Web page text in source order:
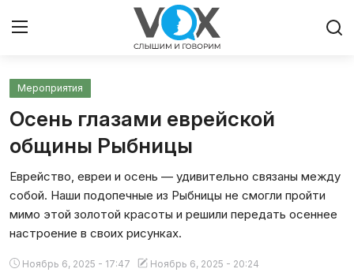
Главная
Люди
Община
Милосердие
Культура
Мероприятия
Осень глазами еврейской
общины Рыбницы
Еврейство, евреи и осень — удивительно связаны между
собой. Наши подопечные из Рыбницы не смогли пройти
мимо этой золотой красоты и решили передать осеннее
настроение в своих рисунках.
Ноябрь 6, 2025 - 17:47 Ноябрь 6, 2025 - 20:24